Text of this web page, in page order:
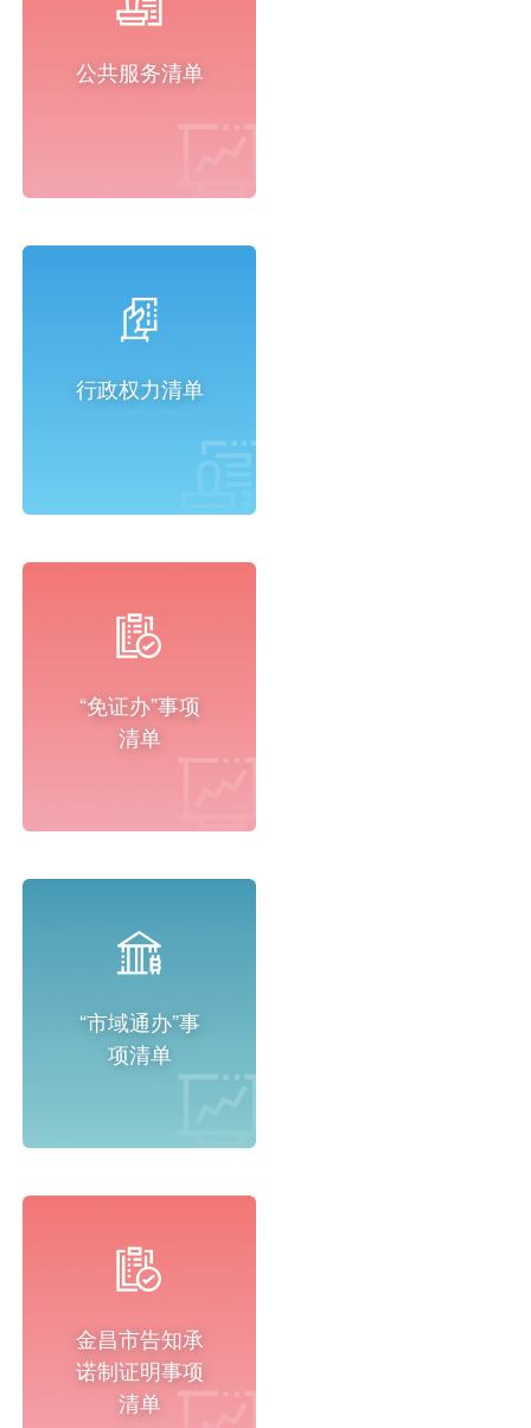
公共服务清单
行政权力清单
“免证办”事项
清单
“市域通办”事
项清单
金昌市告知承
诺制证明事项
清单